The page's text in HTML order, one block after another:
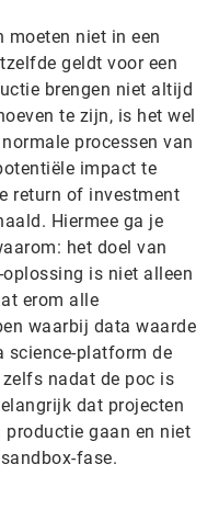
moeten niet in een
geldt voor een
brengen niet altijd
te zijn, is het wel
processen van
impact te
return of investment
Hiermee ga je
het doel van
is niet alleen
erom alle
waarbij data waarde
science-platform de
nadat de poc is
dat projecten
productie gaan en niet
fase.